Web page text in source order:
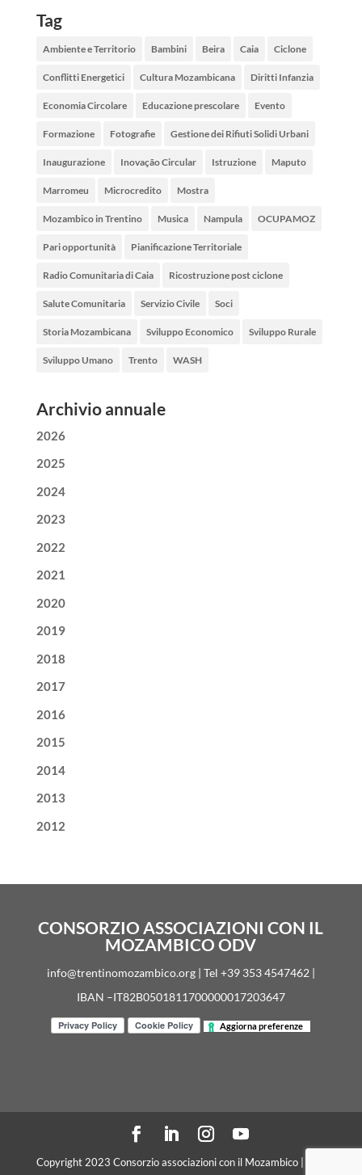
Tag
Ambiente e Territorio Bambini Beira Caia Ciclone
Conflitti Energetici Cultura Mozambicana Diritti Infanzia
Economia Circolare Educazione prescolare Evento
Formazione Fotografie Gestione dei Rifiuti Solidi Urbani
Inaugurazione Inovação Circular Istruzione Maputo
Marromeu Microcredito Mostra
Mozambico in Trentino Musica Nampula OCUPAMOZ
Pari opportunità Pianificazione Territoriale
Radio Comunitaria di Caia Ricostruzione post ciclone
Salute Comunitaria Servizio Civile Soci
Storia Mozambicana Sviluppo Economico Sviluppo Rurale
Sviluppo Umano Trento WASH
Archivio annuale
2026
2025
2024
2023
2022
2021
2020
2019
2018
2017
2016
2015
2014
2013
2012
CONSORZIO ASSOCIAZIONI CON IL
MOZAMBICO ODV
info@trentinomozambico.org | Tel +39 353 4547462 |
IBAN –IT82B0501811700000017203647
Aggiorna preferenze
Copyright 2023 Consorzio associazioni con il Mozambico | C. F.